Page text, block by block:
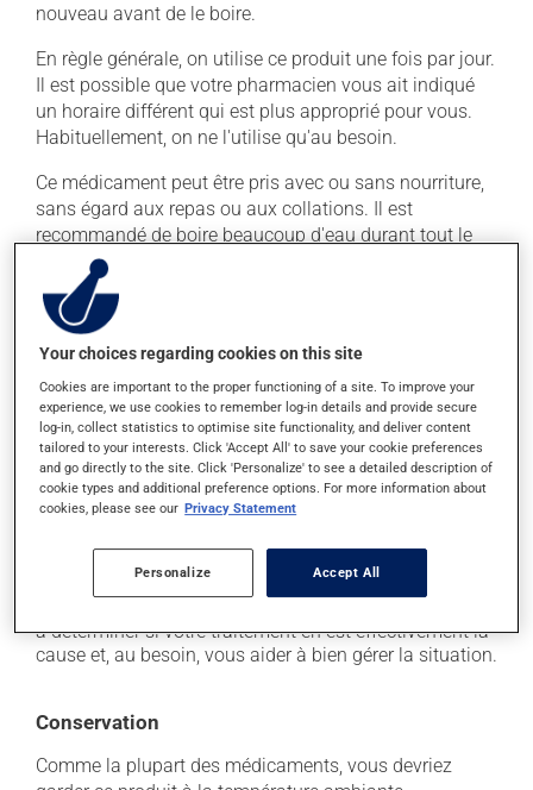
nouveau avant de le boire.
En règle générale, on utilise ce produit une fois par jour.
Il est possible que votre pharmacien vous ait indiqué
un horaire différent qui est plus approprié pour vous.
Habituellement, on ne l'utilise qu'au besoin.
Ce médicament peut être pris avec ou sans nourriture,
sans égard aux repas ou aux collations. Il est
recommandé de boire beaucoup d'eau durant tout le
traitement.
Effets indésirables
l'occasion entraîner certains effets indésirables (effets
secondaires), notamment :
il peut provoquer des maux de ventre, des crampes.
Chaque personne peut réagir différemment à un
mentionné ici ou non, discutez-en avec votre
à déterminer si votre traitement en est effectivement la
cause et, au besoin, vous aider à bien gérer la situation.
Conservation
Comme la plupart des médicaments, vous devriez
Your choices regarding cookies on this site
Cookies are important to the proper functioning of a site. To improve your
experience, we use cookies to remember log-in details and provide secure
log-in, collect statistics to optimise site functionality, and deliver content
tailored to your interests. Click 'Accept All' to save your cookie preferences
and go directly to the site. Click 'Personalize' to see a detailed description of
cookie types and additional preference options. For more information about
cookies, please see our Privacy Statement
Personalize Accept All